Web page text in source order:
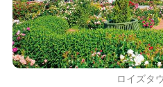
ロイズタ